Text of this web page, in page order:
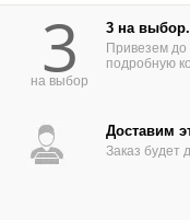
дресс-коде.
для
пирсинги уха,
Накрутка
пробы, но
3
на выбор
3 на выбор.
Привезем
подробную
Доставим
Заказ будет